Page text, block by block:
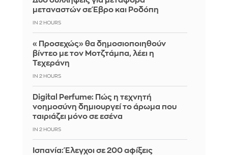
μεταναστών σε Έβρο και Ροδόπη
IN 2 HOURS
«Προσεχώς» θα δημοσιοποιηθούν
βίντεο με τον Μοτζτάμπα, λέει η
Τεχεράνη
IN 2 HOURS
Digital Perfume: Πώς η τεχνητή
νοημοσύνη δημιουργεί το άρωμα που
ταιριάζει μόνο σε εσένα
IN 2 HOURS
Ισπανία: Έλεγχοι σε 200 αφίξεις